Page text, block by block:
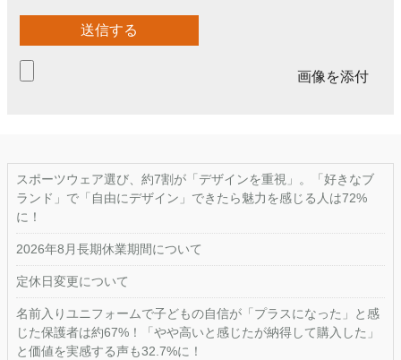
画像を添付
スポーツウェア選び、約7割が「デザインを重視」。「好きなブ
ランド」で「自由にデザイン」できたら魅力を感じる人は72%
に！
2026年8月長期休業期間について
定休日変更について
名前入りユニフォームで子どもの自信が「プラスになった」と感
じた保護者は約67%！「やや高いと感じたが納得して購入した」
と価値を実感する声も32.7%に！